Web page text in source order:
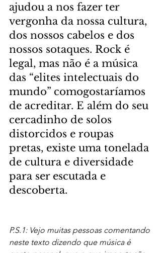
ajudou a nos fazer ter
vergonha da nossa cultura,
dos nossos cabelos e dos
nossos sotaques. Rock é
legal, mas não é a música
das “elites intelectuais do
mundo” comogostaríamos
de acreditar. E além do seu
cercadinho de solos
distorcidos e roupas
pretas, existe uma tonelada
de cultura e diversidade
para ser escutada e
descoberta.
P.S.1: Vejo muitas pessoas comentando
neste texto dizendo que música é